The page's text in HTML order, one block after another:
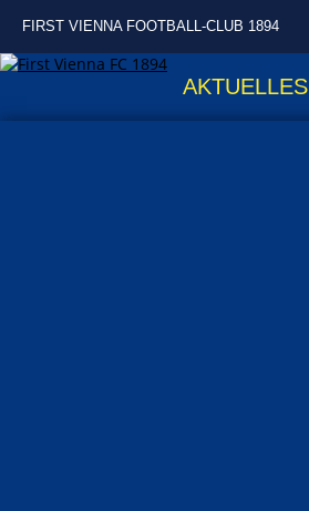
FIRST VIENNA FOOTBALL-CLUB 1894
AKTUELLES